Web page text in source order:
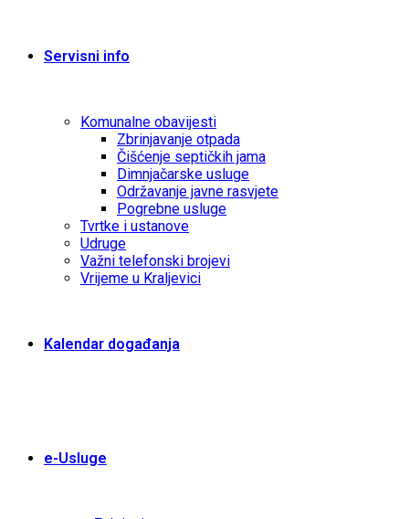
Servisni info
Komunalne obavijesti
Zbrinjavanje otpada
Čišćenje septičkih jama
Dimnjačarske usluge
Održavanje javne rasvjete
Pogrebne usluge
Tvrtke i ustanove
Udruge
Važni telefonski brojevi
Vrijeme u Kraljevici
Kalendar događanja
e-Usluge